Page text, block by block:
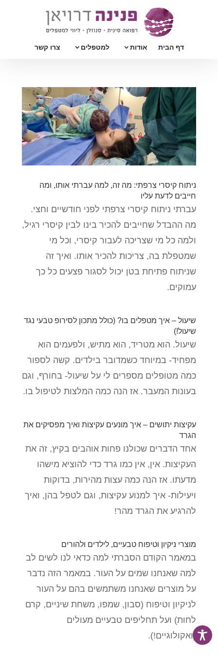
דף הבית אודות למטפלים צרו קשר
ניתוח קיסרי צרפתי: מה זה, למה עברתי אותו, ומה
חייבים לדעת עליו
עברתי ניתוח קיסרי צרפתי לפני חודשיים וחצי.
מה ההבדל שחייבים להכיר בינו לבין קיסרי רגיל,
ולמה כל מי שצריכה לעבור קיסרי, וכל מי
שמטפלת בה, צריכות להכיר אותו. ואיך זה
שניתוח פתיחת בטן יכול לסגור פצעים כל כך
עמוקים.
שיעול – איך מטפלים בו? (כולל מתכון לסירופ טבעי נגד
שיעול!)
שיעול. הוא מטריד, הוא מתיש, ולפעמים הוא
מפחיד- במיוחד כשמדובר בילדים. קשה לספור
כמה מטופלים מספרים לי על שיעול- בחורף, וגם
בעונות המעבר. אז הנה כמה המלצות לטיפול בו.
עקיצות יתושים – איך מונעים עקיצות ואיך מפסיקים את
הגרד
אחד הדברים שכולנו פחות אוהבים בקיץ, זה את
העקיצות. אין, אין כמו גרד כדי להוציא מישהו
מדעתו. אז הנה כמה עצות מהירות, בדוקות
ויעילות- איך למנוע עקיצות, וגם לטפל בהן, ואיך
להרגיע את הגרד מהר!
מוצרי ניקיון וטיפוח טבעיים, לילדים ולהורים
במאמר הקודם הסברתי למה כדאי לנו לשים לב
למה שאנחנו שמים על העור. במאמר הזה נדבר
על מוצרים שאנחנו משתמשים בהם על העור
לניקיון וטיפוח (סבון, שמפו, משחת שיניים, קרם
לחות) ועל תחליפים טבעיים מעולים
(ואקולוגיים!).